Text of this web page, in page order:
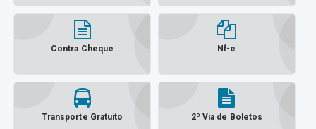
Contra Cheque Nf-e
Transporte Gratuito 2º Via de Boletos